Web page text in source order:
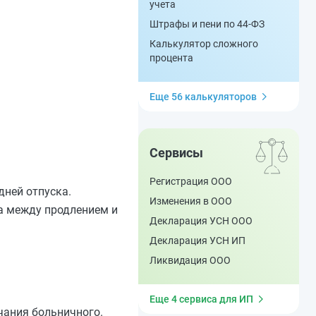
отпуска.
между продлением и
больничного.
учета
Штрафы и пени по 44-ФЗ
Калькулятор сложного
процента
Еще 56 калькуляторов
Сервисы
Регистрация ООО
Изменения в ООО
Декларация УСН ООО
Декларация УСН ИП
Ликвидация ООО
Еще 4 сервиса для ИП